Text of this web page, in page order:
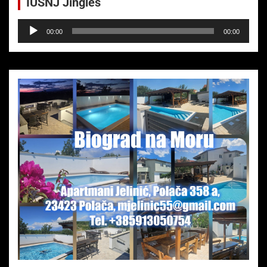
Audio-
Player
00:00 00:00